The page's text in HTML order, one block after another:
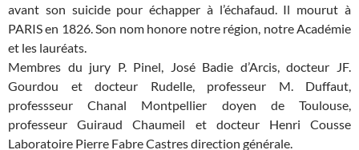
avant son suicide pour échapper à l’échafaud. Il mourut à
PARIS en 1826. Son nom honore notre région, notre Académie
et les lauréats.
Membres du jury P. Pinel, José Badie d’Arcis, docteur JF.
Gourdou et docteur Rudelle, professeur M. Duffaut,
professseur Chanal Montpellier doyen de Toulouse,
professeur Guiraud Chaumeil et docteur Henri Cousse
Laboratoire Pierre Fabre Castres direction générale.